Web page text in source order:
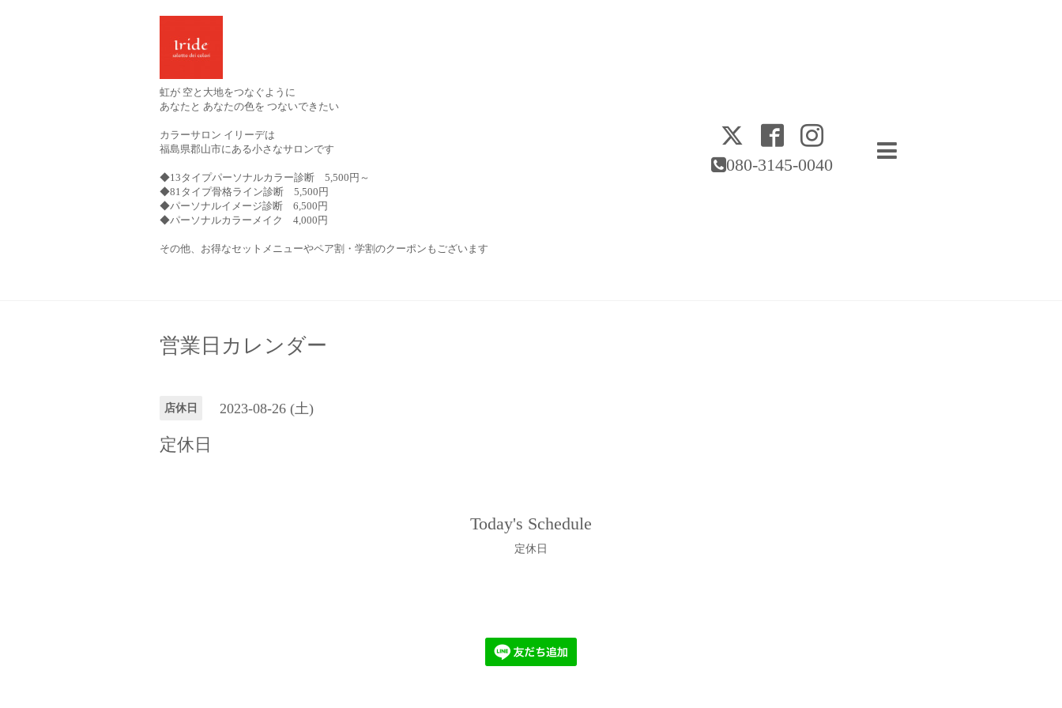
080-3145-0040
虹が 空と大地をつなぐように
あなたと あなたの色を つないできたい
カラーサロン イリーデは
福島県郡山市にある小さなサロンです
◆13タイプパーソナルカラー診断 5,500円～
◆81タイプ骨格ライン診断 5,500円
◆パーソナルイメージ診断 6,500円
◆パーソナルカラーメイク 4,000円
その他、お得なセットメニューやペア割・学割のクーポンもございます
営業日カレンダー
店休日 2023-08-26 (土)
定休日
Today's Schedule
定休日